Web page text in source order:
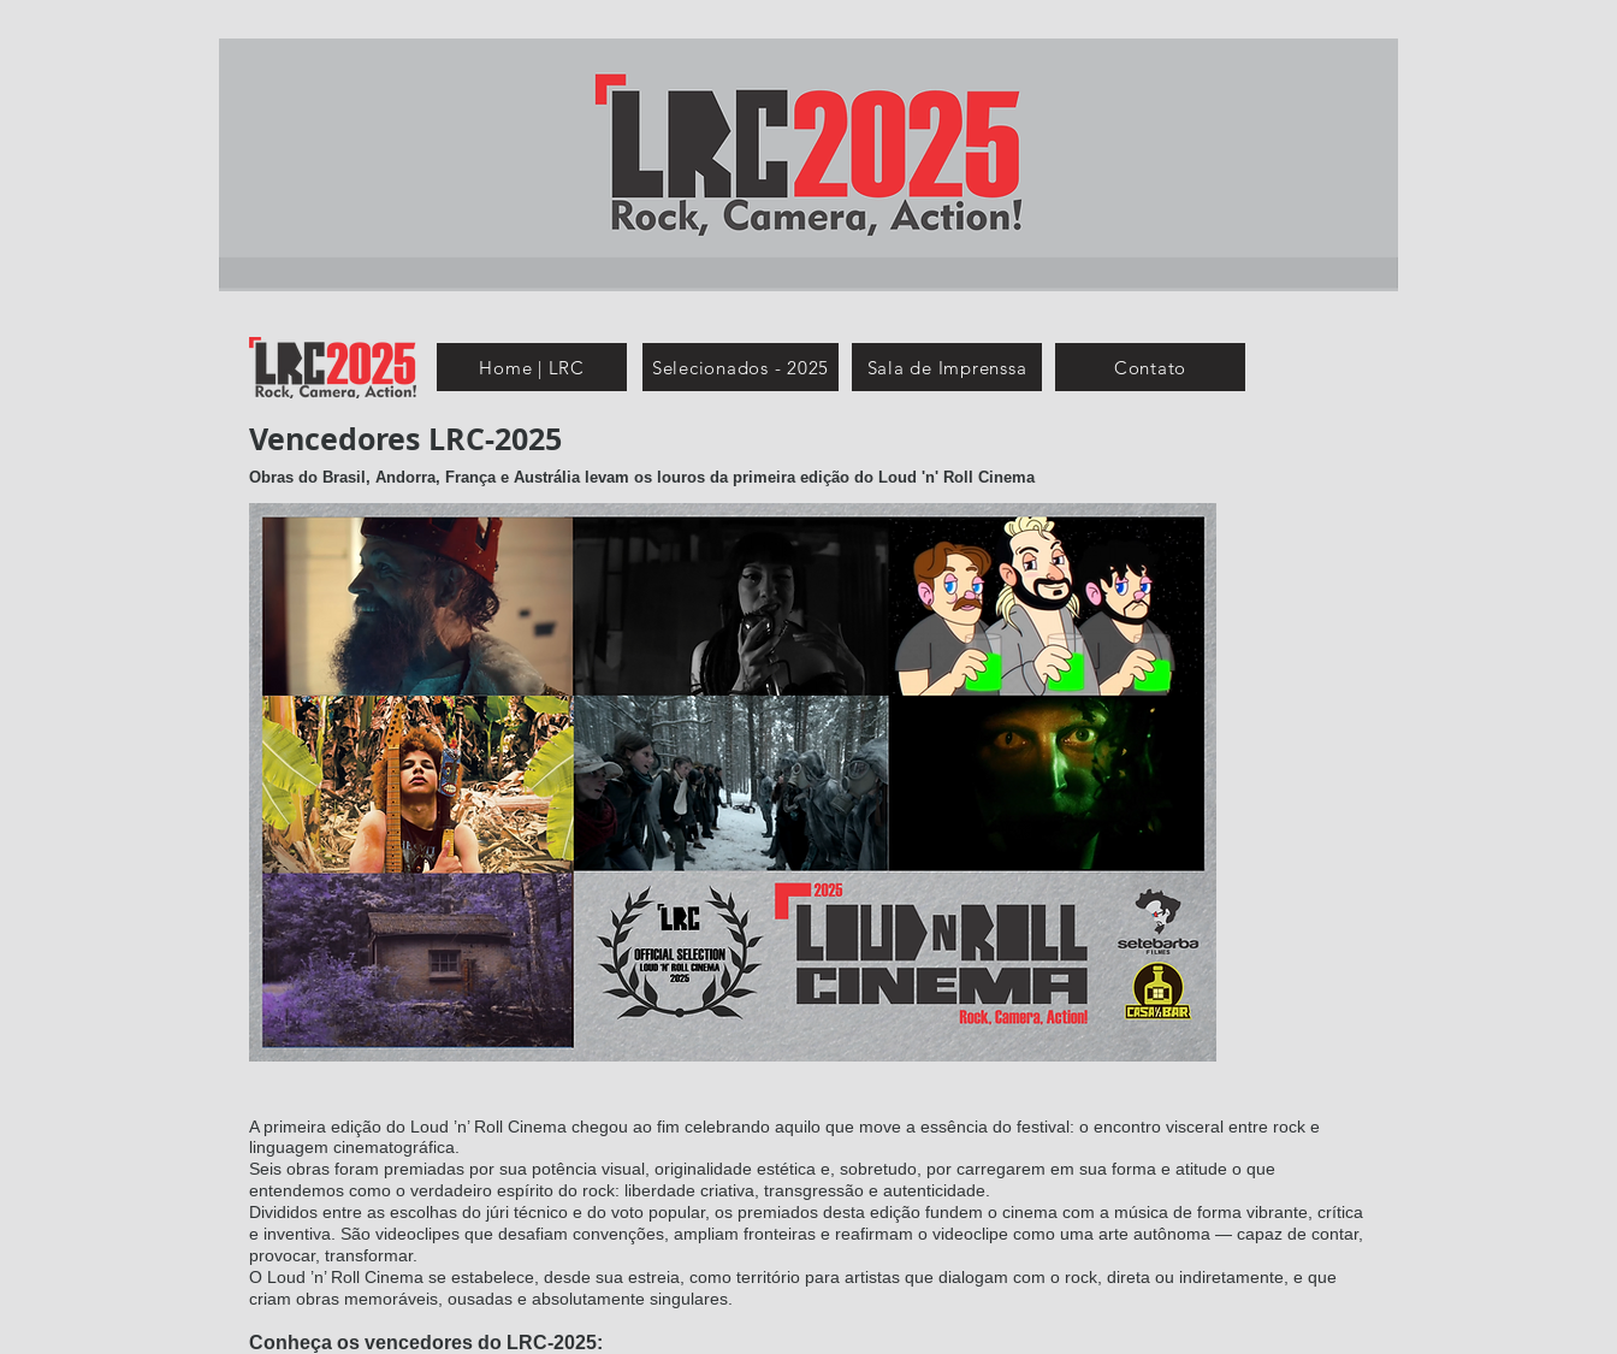
Home | LRC Selecionados - 2025 Sala de Imprenssa Contato
Vencedores LRC-2025
Obras do Brasil, Andorra, França e Austrália levam os louros da primeira edição do Loud 'n' Roll Cinema
A primeira edição do Loud ’n’ Roll Cinema chegou ao fim celebrando aquilo que move a essência do festival: o encontro visceral entre rock e
linguagem cinematográfica.
Seis obras foram premiadas por sua potência visual, originalidade estética e, sobretudo, por carregarem em sua forma e atitude o que
entendemos como o verdadeiro espírito do rock: liberdade criativa, transgressão e autenticidade.
Divididos entre as escolhas do júri técnico e do voto popular, os premiados desta edição fundem o cinema com a música de forma vibrante, crítica
e inventiva. São videoclipes que desafiam convenções, ampliam fronteiras e reafirmam o videoclipe como uma arte autônoma — capaz de contar,
provocar, transformar.
O Loud ’n’ Roll Cinema se estabelece, desde sua estreia, como território para artistas que dialogam com o rock, direta ou indiretamente, e que
criam obras memoráveis, ousadas e absolutamente singulares.
Conheça os vencedores do LRC‑2025: